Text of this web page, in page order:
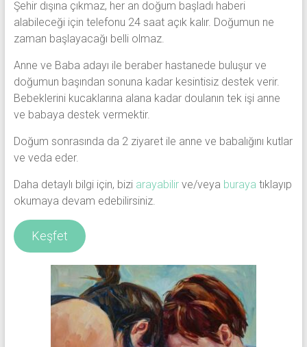
Şehir dışına çıkmaz, her an doğum başladı haberi
alabileceği için telefonu 24 saat açık kalır. Doğumun ne
zaman başlayacağı belli olmaz.
Anne ve Baba adayı ile beraber hastanede buluşur ve
doğumun başından sonuna kadar kesintisiz destek verir.
Bebeklerini kucaklarına alana kadar doulanın tek işi anne
ve babaya destek vermektir.
Doğum sonrasında da 2 ziyaret ile anne ve babalığını kutlar
ve veda eder.
Daha detaylı bilgi için, bizi arayabilirve/veya buraya tıklayıp
okumaya devam edebilirsiniz.
Keşfet